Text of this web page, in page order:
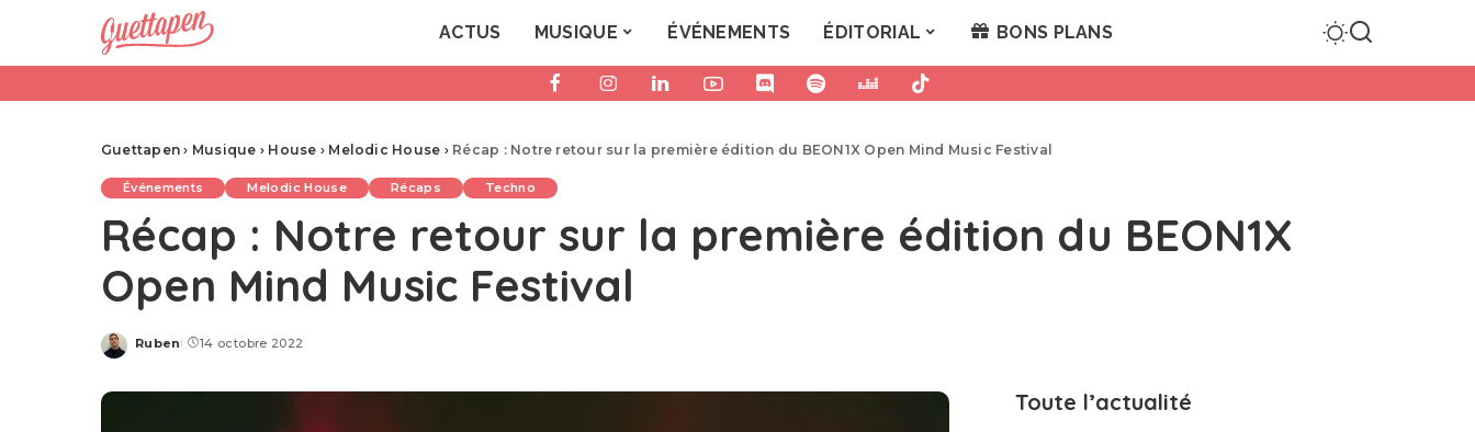
ACTUS MUSIQUE ÉVÉNEMENTS ÉDITORIAL BONS PLANS
Guettapen › Musique › House › Melodic House › Récap : Notre retour sur la première édition du BEON1X Open Mind Music Festival
Événements Melodic House Récaps Techno
Récap : Notre retour sur la première édition du BEON1X
Open Mind Music Festival
Posted
Ruben 14 octobre 2022
Toute l’actualité